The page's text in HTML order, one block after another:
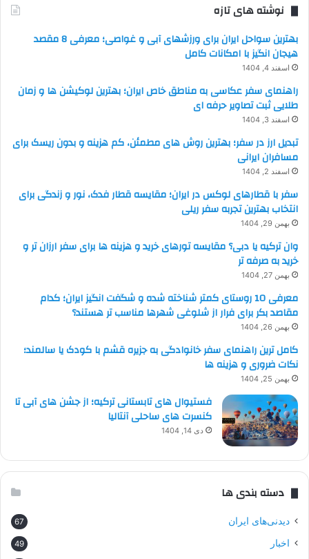
نوشته های تازه
بهترین سواحل ایران برای ورزشهای آبی و غواصی؛ معرفی 8 مقصد
هیجان انگیز با امکانات کامل
اسفند 4, 1404
راهنمای سفر عکاسی به مناطق خاص ایران؛ بهترین لوکیشن ها و زمان
طلایی ثبت تصاویر حرفه ای
اسفند 3, 1404
تبدیل ارز در سفر؛ بهترین روش های مطمئن، کم هزینه و بدون ریسک برای
مسافران ایرانی
اسفند 2, 1404
سفر با قطارهای لوکس در ایران؛ مقایسه قطار فدک، نور و زندگی برای
انتخاب بهترین تجربه سفر ریلی
بهمن 29, 1404
وان ترکیه یا دبی؟ مقایسه تورهای خرید و هزینه ها برای سفر ارزان تر و
خرید به صرفه تر
بهمن 27, 1404
معرفی 10 روستای کمتر شناخته شده و شگفت انگیز ایران؛ کدام
مقاصد بکر برای فرار از شلوغی شهرها مناسب تر هستند؟
بهمن 26, 1404
کامل ترین راهنمای سفر خانوادگی به جزیره قشم با کودک یا سالمند؛
نکات ضروری و هزینه ها
بهمن 25, 1404
فستیوال های تابستانی ترکیه؛ از جشن های آبی تا
کنسرت های ساحلی آنتالیا
دی 14, 1404
دسته بندی ها
دیدنی‌های ایران 67
اخبار 49